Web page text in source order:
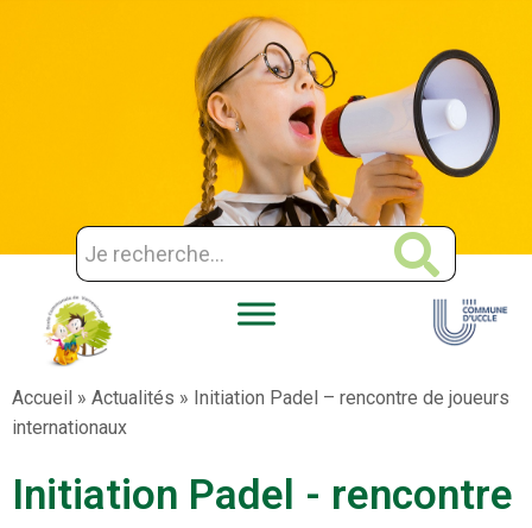
Accueil » Actualités » Initiation Padel – rencontre de joueurs
internationaux
Initiation Padel - rencontre